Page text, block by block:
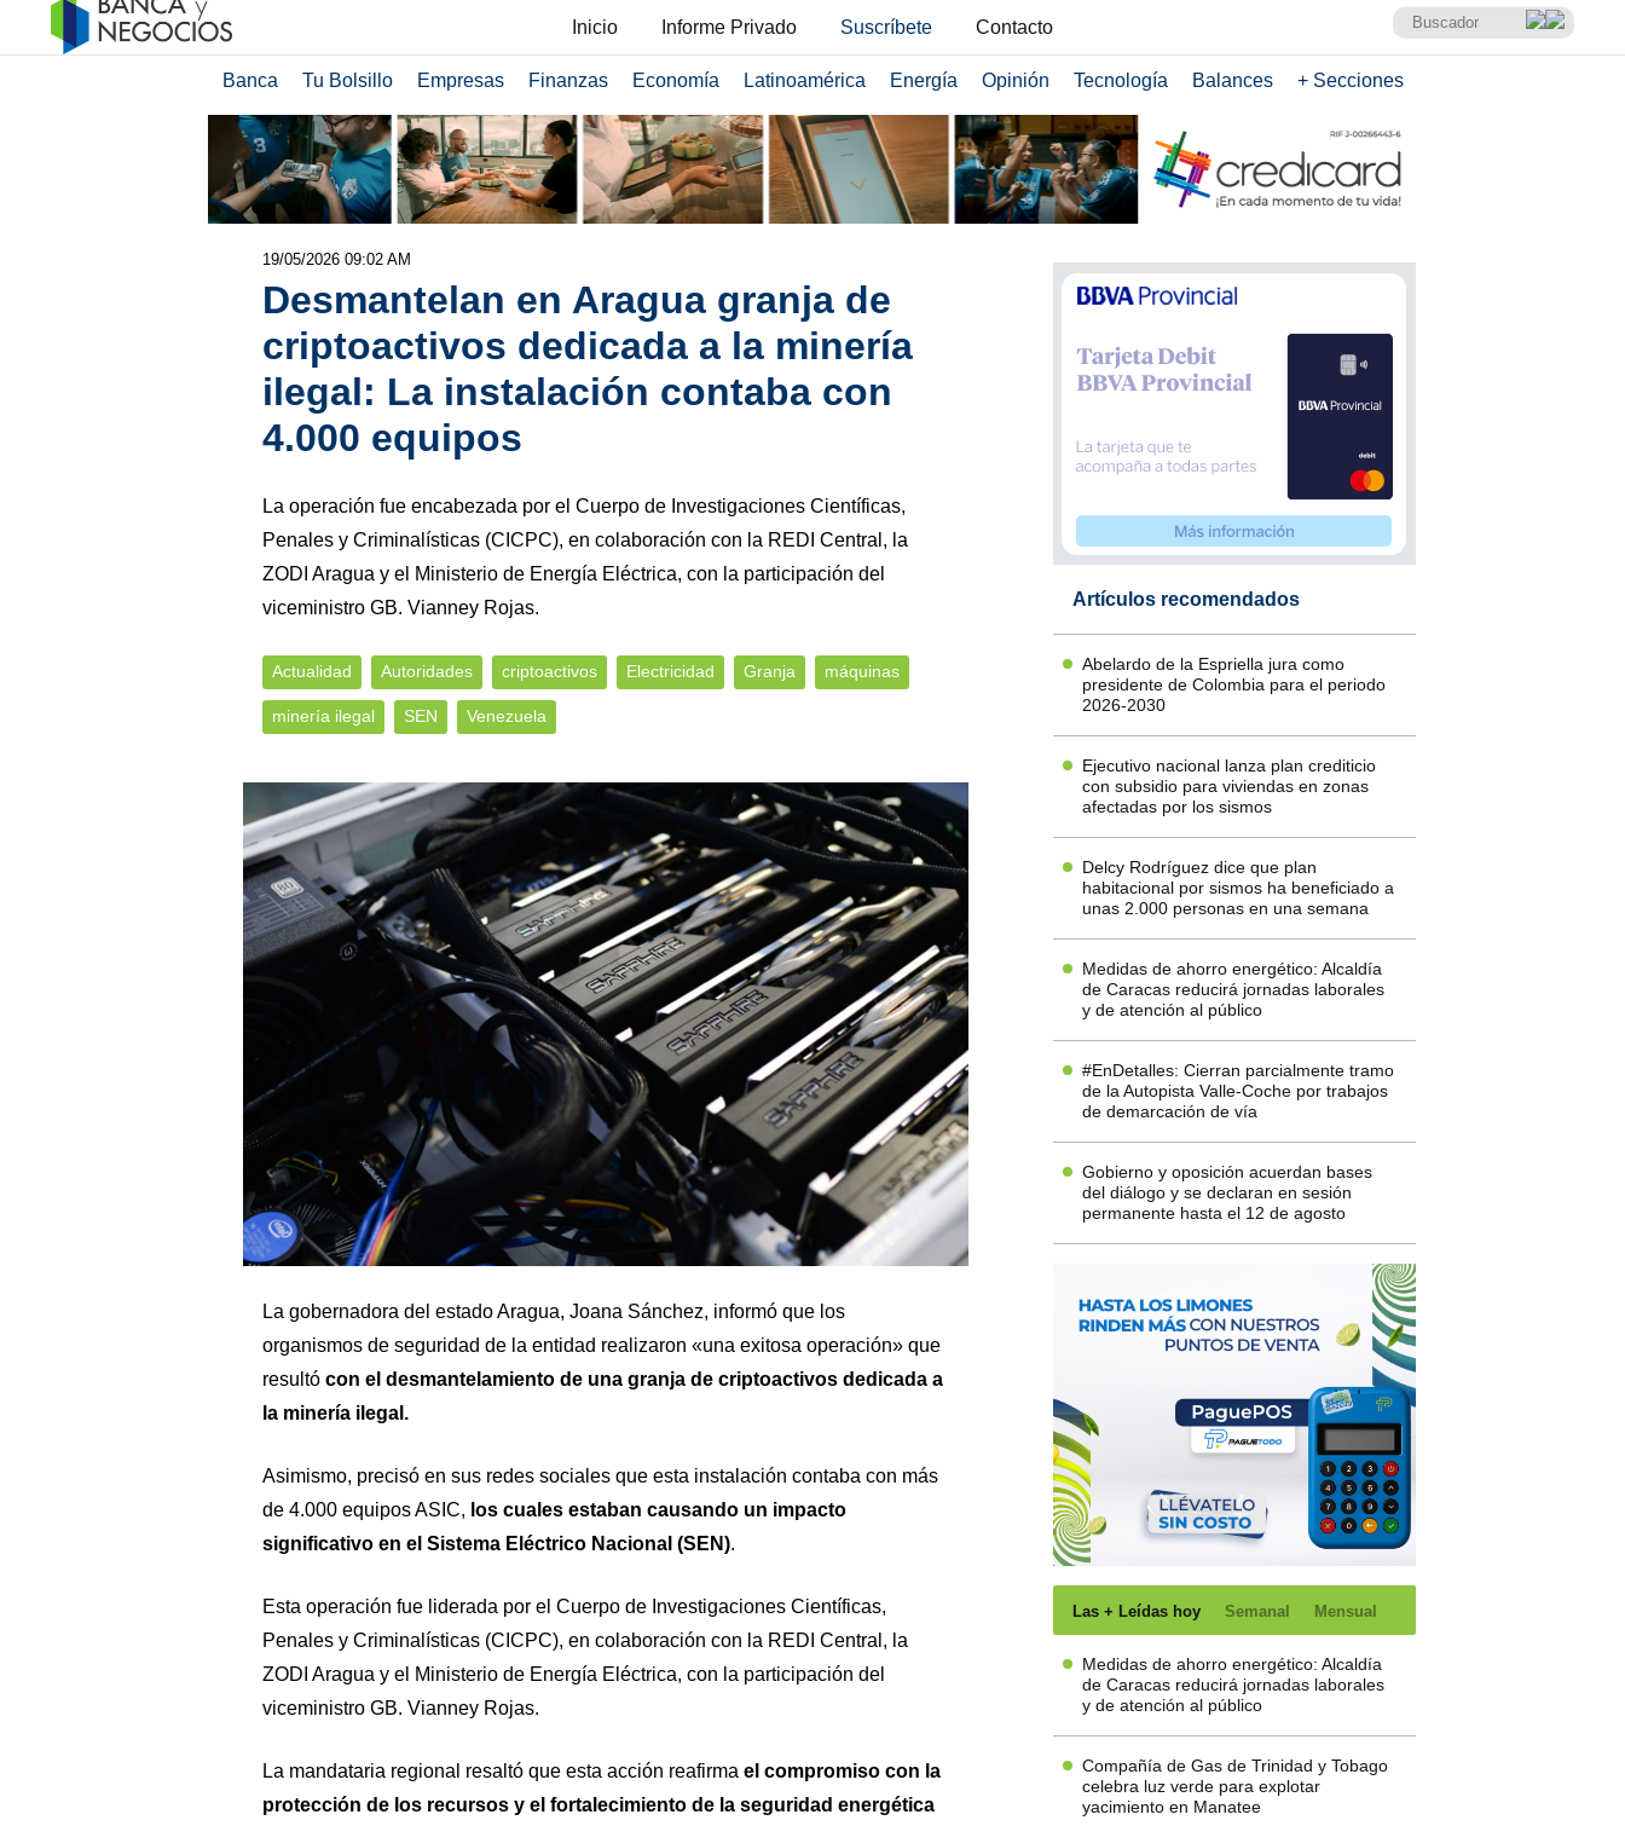
Inicio Informe Privado Suscríbete Contacto
Banca Tu Bolsillo Empresas Finanzas Economía Latinoamérica Energía Opinión Tecnología Balances + Secciones
19/05/2026 09:02 AM
Desmantelan en Aragua granja de
criptoactivos dedicada a la minería
ilegal: La instalación contaba con
4.000 equipos
La operación fue encabezada por el Cuerpo de Investigaciones Científicas,
Penales y Criminalísticas (CICPC), en colaboración con la REDI Central, la
ZODI Aragua y el Ministerio de Energía Eléctrica, con la participación del
viceministro GB. Vianney Rojas.
Actualidad Autoridades criptoactivos Electricidad Granja máquinas
minería ilegal SEN Venezuela
La gobernadora del estado Aragua, Joana Sánchez, informó que los
organismos de seguridad de la entidad realizaron «una exitosa operación» que
resultó con el desmantelamiento de una granja de criptoactivos dedicada a
la minería ilegal.
Asimismo, precisó en sus redes sociales que esta instalación contaba con más
de 4.000 equipos ASIC, los cuales estaban causando un impacto
significativo en el Sistema Eléctrico Nacional (SEN).
Esta operación fue liderada por el Cuerpo de Investigaciones Científicas,
Penales y Criminalísticas (CICPC), en colaboración con la REDI Central, la
ZODI Aragua y el Ministerio de Energía Eléctrica, con la participación del
viceministro GB. Vianney Rojas.
La mandataria regional resaltó que esta acción reafirma el compromiso con la
protección de los recursos y el fortalecimiento de la seguridad energética
Artículos recomendados
Abelardo de la Espriella jura como
presidente de Colombia para el periodo
2026-2030
Ejecutivo nacional lanza plan crediticio
con subsidio para viviendas en zonas
afectadas por los sismos
Delcy Rodríguez dice que plan
habitacional por sismos ha beneficiado a
unas 2.000 personas en una semana
Medidas de ahorro energético: Alcaldía
de Caracas reducirá jornadas laborales
y de atención al público
#EnDetalles: Cierran parcialmente tramo
de la Autopista Valle-Coche por trabajos
de demarcación de vía
Gobierno y oposición acuerdan bases
del diálogo y se declaran en sesión
permanente hasta el 12 de agosto
Las + Leídas hoy Semanal Mensual
Medidas de ahorro energético: Alcaldía
de Caracas reducirá jornadas laborales
y de atención al público
Compañía de Gas de Trinidad y Tobago
celebra luz verde para explotar
yacimiento en Manatee